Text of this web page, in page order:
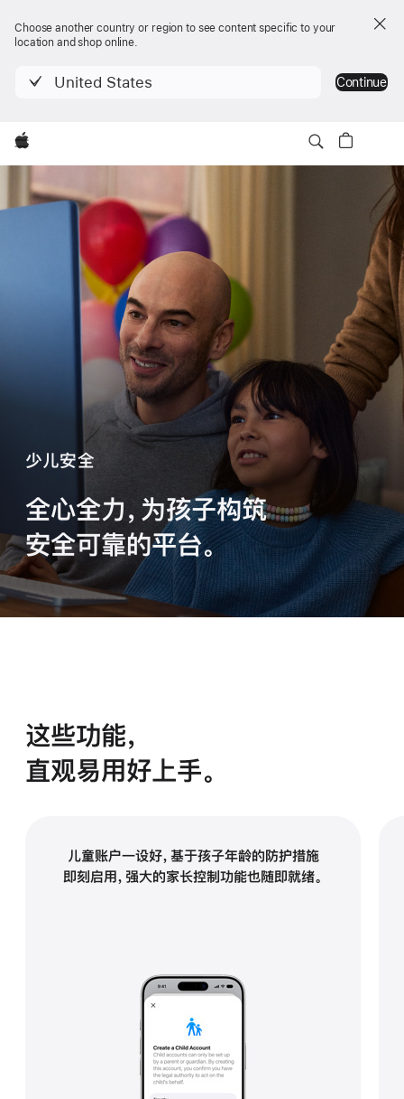
Choose another country or region to see content specific to your
location and shop online.
United States Continue
Apple
少儿安全
全心全力，为孩子构筑
安全可靠的平台。
这些功能，
直观易用好上手。
儿童账户一设好，基于孩子年龄的防护措施
即刻启用， 强大的家长控制 功能也随即就绪。